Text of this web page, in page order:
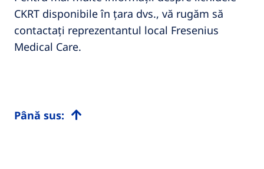
CKRT disponibile în țara dvs., vă rugăm să
contactați reprezentantul local Fresenius
Medical Care.
Până sus: